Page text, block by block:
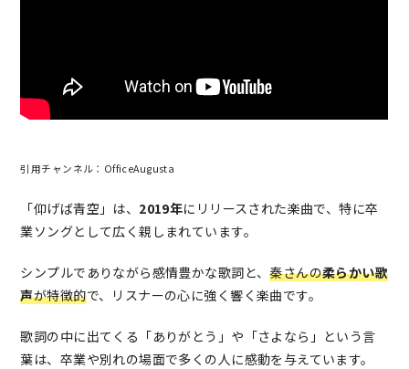
引用チャンネル：OfficeAugusta
「仰げば青空」は、 2019年にリリースされた楽曲で、特に卒
業ソングとして広く親しまれています。
シンプルでありながら感情豊かな歌詞と、秦さんの柔らかい歌
声が特徴的で、リスナーの心に強く響く楽曲です。
歌詞の中に出てくる「ありがとう」や「さよなら」という言
葉は、卒業や別れの場面で多くの人に感動を与えています。